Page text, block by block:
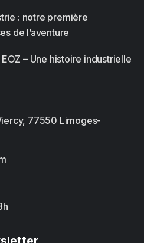
: notre première
de l’aventure
– Une histoire industrielle
77550 Limoges-